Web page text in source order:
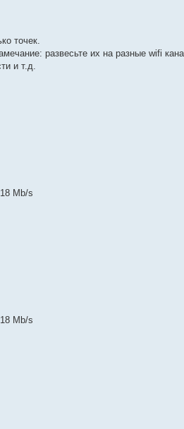
точек.
развесьте их на разные wifi
и т.д.
Mb/s
Mb/s